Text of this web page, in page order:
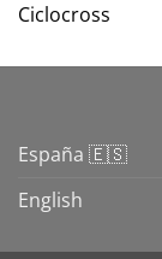
Ciclocross
España 🇪🇸
English